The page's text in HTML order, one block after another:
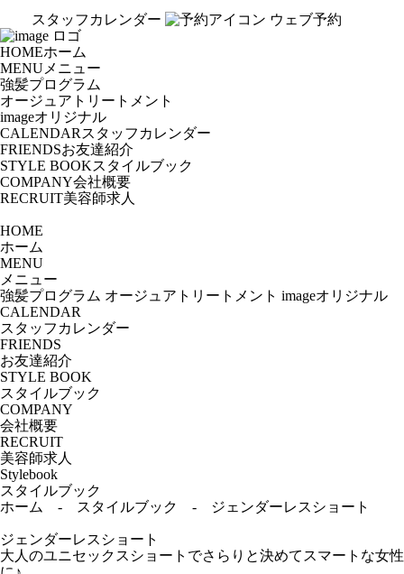
スタッフカレンダー ウェブ予約
HOMEホーム
MENU メニュー
強髪プログラム
オージュアトリートメント
imageオリジナル
CALENDAR スタッフカレンダー
FRIENDSお友達紹介
STYLE BOOKスタイルブック
COMPANY会社概要
RECRUIT美容師求人
HOME
ホーム
MENU
メニュー
強髪プログラム オージュアトリートメント imageオリジナル
CALENDAR
スタッフカレンダー
FRIENDS
お友達紹介
STYLE BOOK
スタイルブック
COMPANY
会社概要
RECRUIT
美容師求人
Stylebook
スタイルブック
ホーム
- スタイルブック - ジェンダーレスショート
ジェンダーレスショート
大人のユニセックスショートでさらりと決めてスマートな女性